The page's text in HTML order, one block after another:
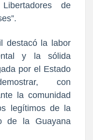
de
destacó la labor
y la sólida
por el Estado
con
la comunidad
legítimos de la
de la Guayana